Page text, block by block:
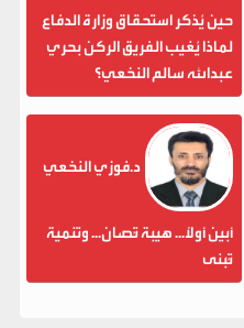
حين يُذكر استحقاق وزارة الدفاع
لماذا يُغيب الفريق الركن بحري
عبدالله سالم النخعي؟
د.فوزي النخعي
أبين أولاً... هيبة تُصان... وتنمية
تُبنى